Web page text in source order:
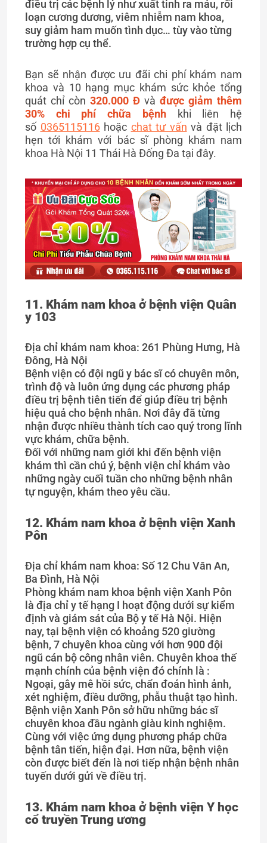
điều trị các bệnh lý như xuất tinh ra máu, rối
loạn cương dương, viêm nhiễm nam khoa,
suy giảm ham muốn tình dục… tùy vào từng
trường hợp cụ thể.
Bạn sẽ nhận được ưu đãi chi phí khám nam
khoa và 10 hạng mục khám sức khỏe tổng
quát chỉ còn 320.000 Đ và được giảm thêm
30% chi phí chữa bệnh
khi liên hệ
số 0365115116 hoặc chat tư vấn và đặt lịch
hẹn tới khám với bác sĩ phòng khám nam
khoa Hà Nội 11 Thái Hà Đống Đa tại đây.
11. Khám nam khoa ở bệnh viện Quân
y 103
Địa chỉ khám nam khoa: 261 Phùng Hưng, Hà
Đông, Hà Nội
Bệnh viện có đội ngũ y bác sĩ có chuyên môn,
trình độ và luôn ứng dụng các phương pháp
điều trị bệnh tiên tiến để giúp điều trị bệnh
hiệu quả cho bệnh nhân. Nơi đây đã từng
nhận được nhiều thành tích cao quý trong lĩnh
vực khám, chữa bệnh.
Đối với những nam giới khi đến bệnh viện
khám thì cần chú ý, bệnh viện chỉ khám vào
những ngày cuối tuần cho những bệnh nhân
tự nguyện, khám theo yêu cầu.
12. Khám nam khoa ở bệnh viện Xanh
Pôn
Địa chỉ khám nam khoa: Số 12 Chu Văn An,
Ba Đình, Hà Nội
Phòng khám nam khoa bệnh viện Xanh Pôn
là địa chỉ y tế hạng I hoạt động dưới sự kiểm
định và giám sát của Bộ y tế Hà Nội. Hiện
nay, tại bệnh viện có khoảng 520 giường
bệnh, 7 chuyên khoa cùng với hơn 900 đội
ngũ cán bộ công nhân viên. Chuyên khoa thế
mạnh chính của bệnh viện đó chính là :
Ngoại, gây mê hồi sức, chẩn đoán hình ảnh,
xét nghiệm, điều dưỡng, phẫu thuật tạo hình.
Bệnh viện Xanh Pôn sở hữu những bác sĩ
chuyên khoa đầu ngành giàu kinh nghiệm.
Cùng với việc ứng dụng phương pháp chữa
bệnh tân tiến, hiện đại. Hơn nữa, bệnh viện
còn được biết đến là nơi tiếp nhận bệnh nhân
tuyến dưới gửi về điều trị.
13. Khám nam khoa ở bệnh viện Y học
cổ truyền Trung ương